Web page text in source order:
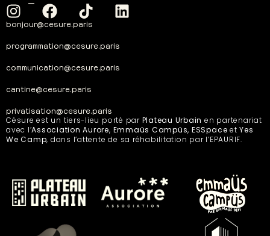
bonjour@cesure.paris
programmation@cesure.paris
communication@cesure.paris
cantine@cesure.paris
privatisation@cesure.paris
Césure est un tiers-lieu porté par Plateau Urbain en partenariat
avec l’Association Aurore, Emmaüs Campüs, ESSpaceetYes
We Camp, dans l’attente de sa réhabilitation par l’EPAURIF.